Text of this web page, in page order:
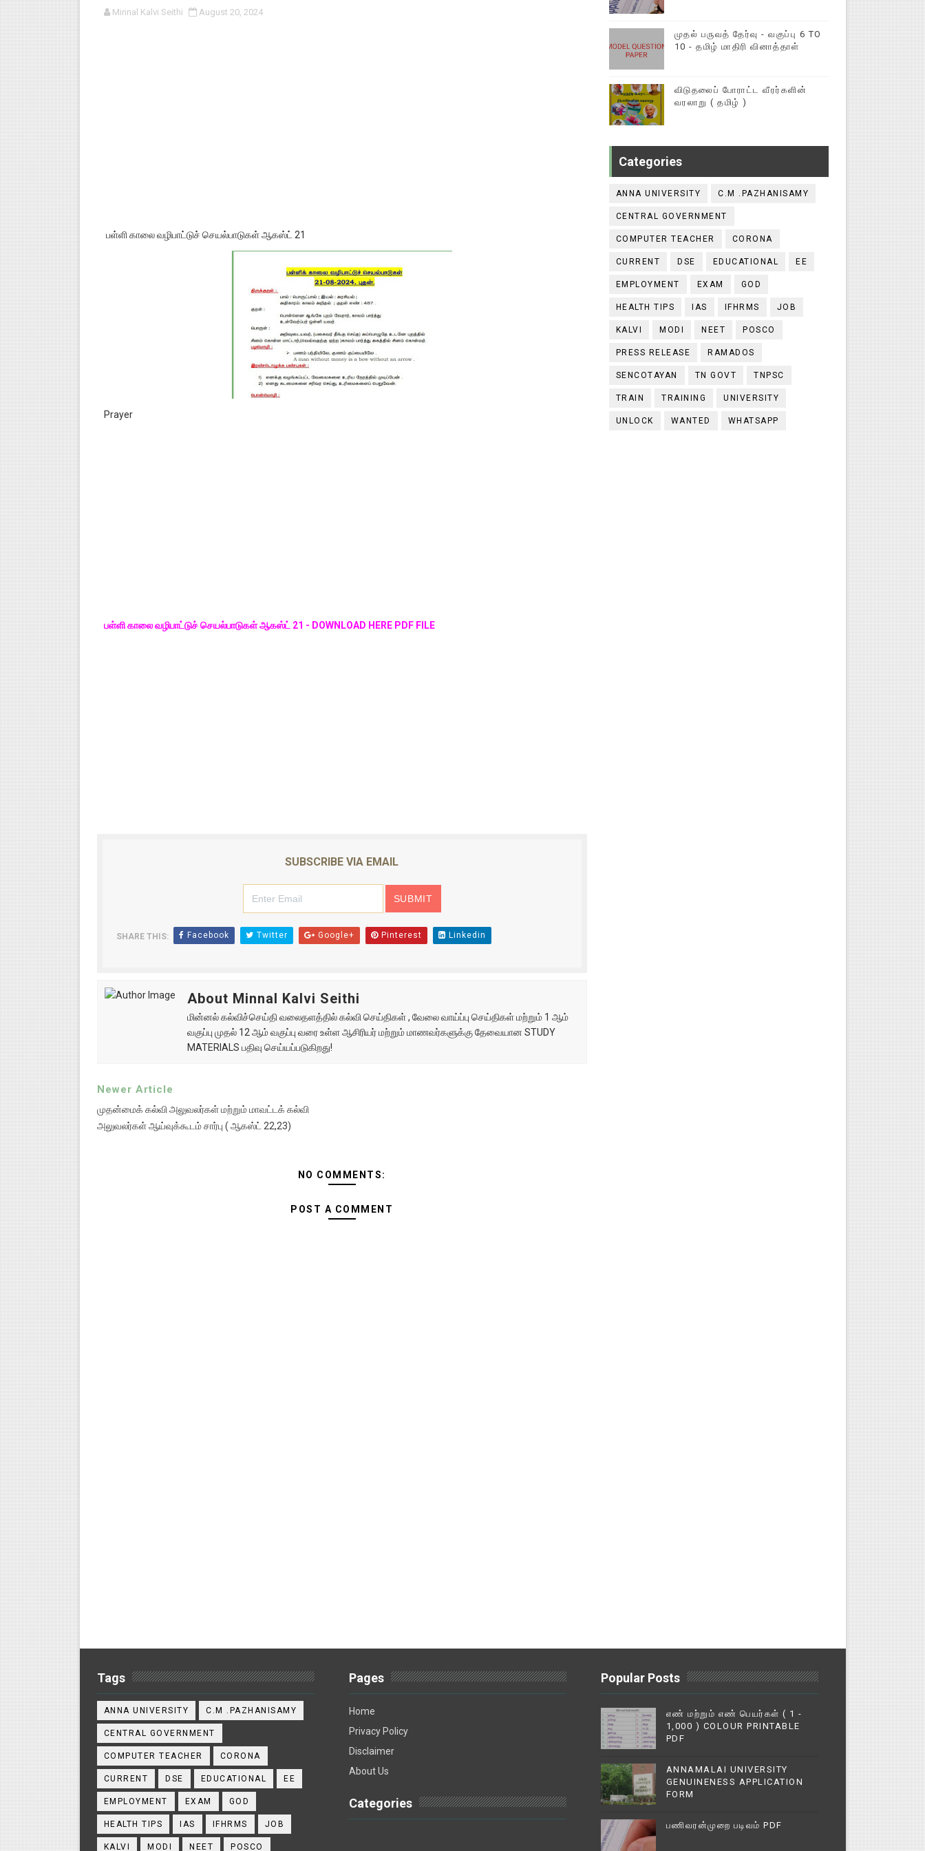
பள்ளி காலை வழிபாட்டுச் செயல்பாடுகள் - டிசம்பர் 17
Minnal Kalvi Seithi August 20, 2024
பள்ளி காலை வழிபாட்டுச் செயல்பாடுகள் ஆகஸ்ட் 21
Prayer
பள்ளி காலை வழிபாட்டுச் செயல்பாடுகள் ஆகஸ்ட் 21 - DOWNLOAD HERE PDF FILE
SUBSCRIBE VIA EMAIL
SHARE THIS: Facebook Twitter Google+ Pinterest Linkedin
About Minnal Kalvi Seithi
மின்னல் கல்விச்செய்தி வலைதளத்தில் கல்வி செய்திகள் , வேலை வாய்ப்பு செய்திகள் மற்றும் 1 ஆம்
வகுப்பு முதல் 12 ஆம் வகுப்பு வரை உள்ள ஆசிரியர் மற்றும் மாணவர்களுக்கு தேவையான STUDY
MATERIALS பதிவு செய்யப்படுகிறது!
Newer Article
முதன்மைக் கல்வி அலுவலர்கள் மற்றும் மாவட்டக் கல்வி
அலுவலர்கள் ஆய்வுக்கூடம் சார்பு ( ஆகஸ்ட் 22,23)
NO COMMENTS:
POST A COMMENT
முதல் பருவத் தேர்வு - வகுப்பு 6 TO
10 - தமிழ் மாதிரி வினாத்தாள்
விடுதலைப் போராட்ட வீரர்களின்
வரலாறு ( தமிழ் )
Categories
ANNA UNIVERSITY C.M .PAZHANISAMY
CENTRAL GOVERNMENT
COMPUTER TEACHER CORONA
CURRENT DSE EDUCATIONAL EE
EMPLOYMENT EXAM GOD
HEALTH TIPS IAS IFHRMS JOB
KALVI MODI NEET POSCO
PRESS RELEASE RAMADOS
SENCOTAYAN TN GOVT TNPSC
TRAIN TRAINING UNIVERSITY
UNLOCK WANTED WHATSAPP
Tags
ANNA UNIVERSITY C.M .PAZHANISAMY
CENTRAL GOVERNMENT
COMPUTER TEACHER CORONA
CURRENT DSE EDUCATIONAL EE
EMPLOYMENT EXAM GOD
HEALTH TIPS IAS IFHRMS JOB
KALVI MODI NEET POSCO
Pages
Home
Privacy Policy
Disclaimer
About Us
Categories
Popular Posts
எண் மற்றும் எண் பெயர்கள் ( 1 -
1,000 ) COLOUR PRINTABLE
PDF
ANNAMALAI UNIVERSITY
GENUINENESS APPLICATION
FORM
பணிவரன்முறை படிவம் PDF